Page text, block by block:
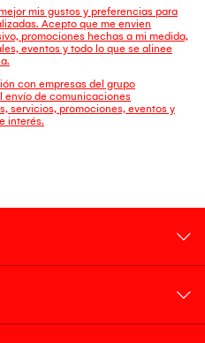
mis gustos y preferencias para
Acepto que me envien
promociones hechas a mi medida,
eventos y todo lo que se alinee
con empresas del grupo
envío de comunicaciones
servicios, promociones, eventos y
interés.